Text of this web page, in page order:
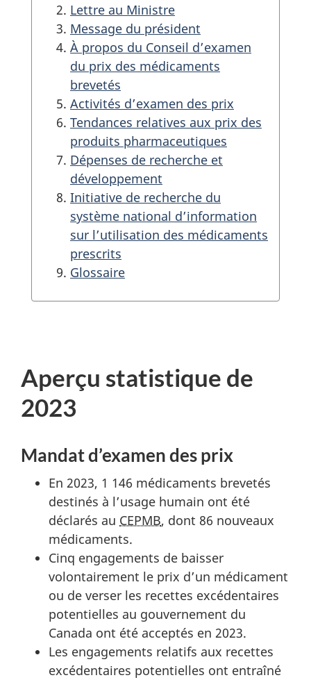
Lettre au Ministre
Message du président
À propos du Conseil d’examen
du prix des médicaments
brevetés
Activités d’examen des prix
Tendances relatives aux prix des
produits pharmaceutiques
Dépenses de recherche et
développement
Initiative de recherche du
système national d’information
sur l’utilisation des médicaments
prescrits
Glossaire
Aperçu statistique de
2023
Mandat d’examen des prix
En 2023, 1 146 médicaments brevetés
destinés à l’usage humain ont été
déclarés au CEPMB, dont 86 nouveaux
médicaments.
Cinq engagements de baisser
volontairement le prix d’un médicament
ou de verser les recettes excédentaires
potentielles au gouvernement du
Canada ont été acceptés en 2023.
Les engagements relatifs aux recettes
excédentaires potentielles ont entraîné